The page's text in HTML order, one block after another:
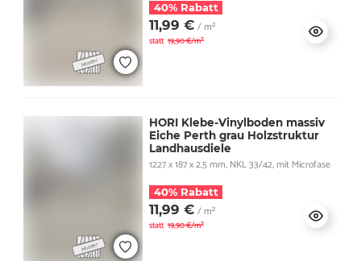
40% Rabatt
11,99 € / m²
statt 19,90 €/m²
HORI Klebe-Vinylboden massiv
Eiche Perth grau Holzstruktur
Landhausdiele
1227 x 187 x 2,5 mm, NKL 33/42, mit Microfase
40% Rabatt
11,99 € / m²
statt 19,90 €/m²